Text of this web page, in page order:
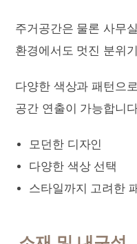
주거공간은 물론 사무
환경에서도 멋진 분위
다양한 색상과 패턴으
공간 연출이 가능합니
모던한 디자인
다양한 색상 선택
스타일까지 고려한